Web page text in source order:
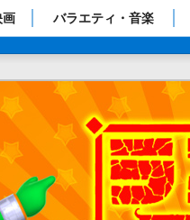
トップページ
画 バラエティ・音楽